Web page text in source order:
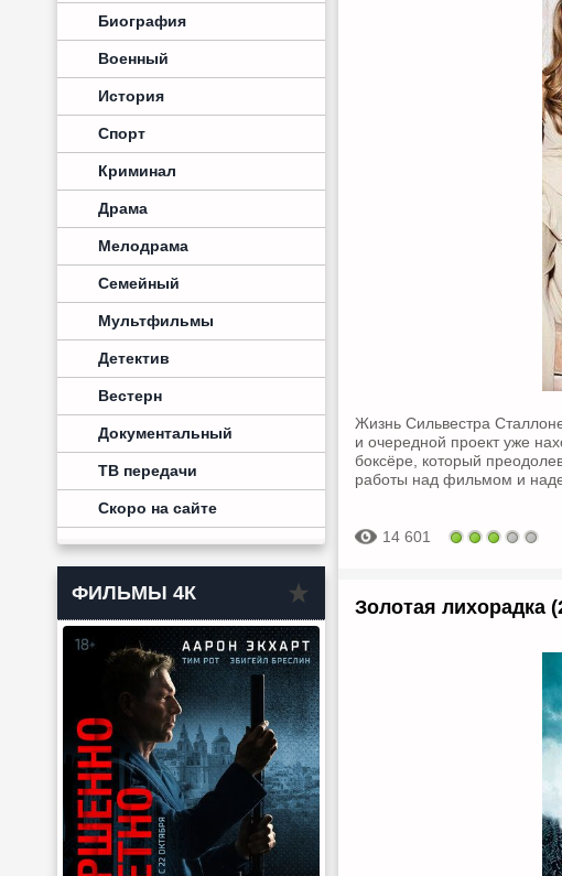
Биография
Военный
История
Спорт
Криминал
Драма
Мелодрама
Семейный
Мультфильмы
Детектив
Вестерн
Документальный
ТВ передачи
Скоро на сайте
ФИЛЬМЫ 4К
Жизнь Сильвестра
и очередной проект уже
боксёре, который
работы над фильмом и
14 601
Золотая лихорадка